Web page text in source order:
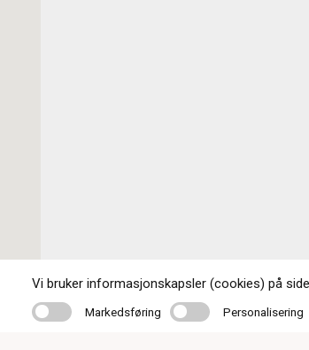
Vi bruker informasjonskapsler (cookies) på
MarkedsføringMarkedsføring PersonaliseringPersonalisering